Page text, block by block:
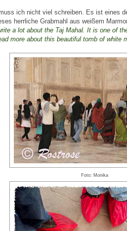
ich nicht viel schreiben. Es ist eines
herrliche Grabmahl aus weißem
a lot about the Taj Mahal. It is one of
more about this beautiful tomb of white
Foto: Monika